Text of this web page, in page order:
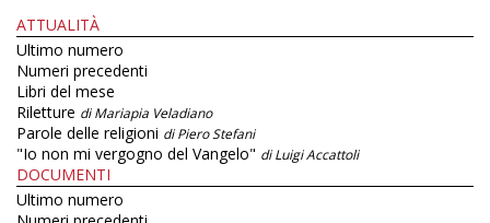
ATTUALITÀ
Ultimo numero
Numeri precedenti
Libri del mese
Riletture di Mariapia Veladiano
Parole delle religioni di Piero Stefani
"Io non mi vergogno del Vangelo" di Luigi Accattoli
DOCUMENTI
Ultimo numero